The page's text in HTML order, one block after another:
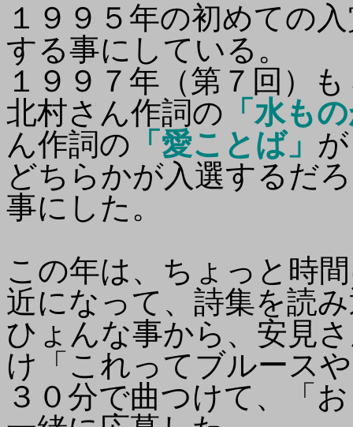
１９９５年の初めての
する事にしている。
１９９７年（第７回）
北村さん作詞の 「水も
ん作詞の 「愛ことば」
どちらかが入選するだ
事にした。
この年は、ちょっと時
近になって、詩集を読
ひょんな事から、安見
け「これってブルース
３０分で曲つけて、「